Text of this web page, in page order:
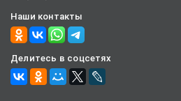
Наши контакты
Делитесь в соцсетях